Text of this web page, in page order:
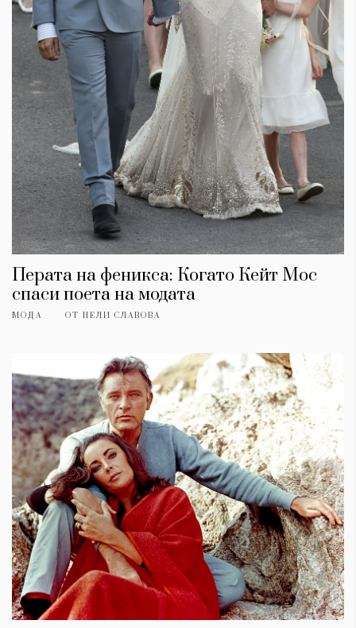
Перата на феникса: Когато Кейт Мос
спаси поета на модата
МОДА ОТ НЕЛИ СЛАВОВА